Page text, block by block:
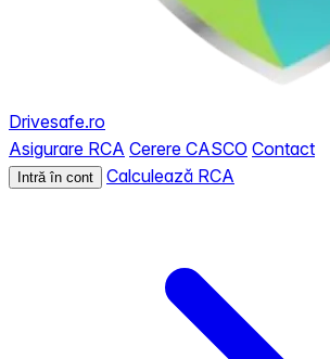
Drivesafe.ro
Asigurare RCA Cerere CASCO Contact
Intră în cont Calculează RCA